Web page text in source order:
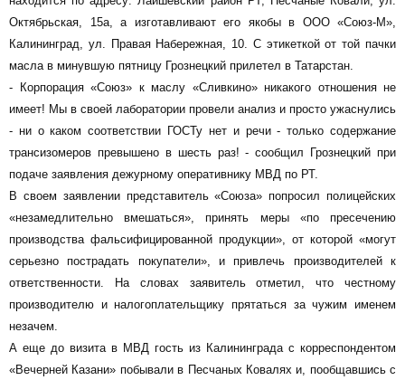
Октябрьская, 15а, а изготавливают его якобы в ООО «Союз-М»,
Калининград, ул. Правая Набережная, 10. С этикеткой от той пачки
масла в минувшую пятницу Грознецкий прилетел в Татарстан.
- Корпорация «Союз» к маслу «Сливкино» никакого отношения не
имеет! Мы в своей лаборатории провели анализ и просто ужаснулись
- ни о каком соответствии ГОСТу нет и речи - только содержание
трансизомеров превышено в шесть раз! - сообщил Грознецкий при
подаче заявления дежурному оперативнику МВД по РТ.
В своем заявлении представитель «Союза» попросил полицейских
«незамедлительно вмешаться», принять меры «по пресечению
производства фальсифицированной продукции», от которой «могут
серьезно пострадать покупатели», и привлечь производителей к
ответственности. На словах заявитель отметил, что честному
производителю и налогоплательщику прятаться за чужим именем
незачем.
А еще до визита в МВД гость из Калининграда с корреспондентом
«Вечерней Казани» побывали в Песчаных Ковалях и, пообщавшись с